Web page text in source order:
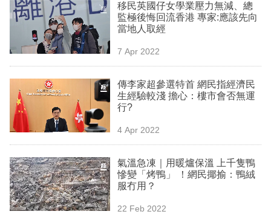
時
事
欄
訂
閱
區
移民英國仔女學業壓力無減、總
監極後悔回流香港 專家:應該先向
當地人取經
7 Apr 2022
傳李家超參選特首 網民指經濟民
生經驗較淺 擔心：樓市會否無運
行?
4 Apr 2022
氣溫急凍｜用暖爐保溫 上千隻鴨
慘變「烤鴨」 ！網民揶揄：鴨絨
服冇用？
22 Feb 2022